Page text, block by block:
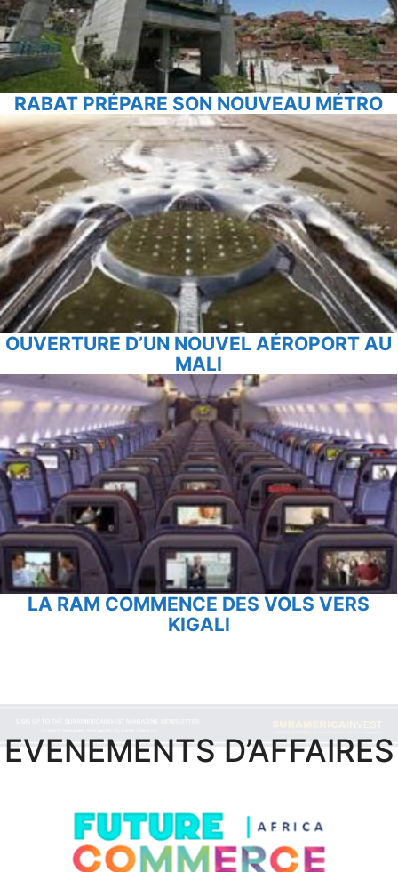
RABAT PRÉPARE SON NOUVEAU MÉTRO
OUVERTURE D’UN NOUVEL AÉROPORT AU
MALI
LA RAM COMMENCE DES VOLS VERS
KIGALI
EVENEMENTS D’AFFAIRES